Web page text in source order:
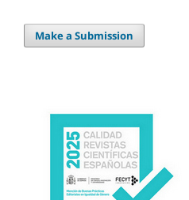
Make a Submission